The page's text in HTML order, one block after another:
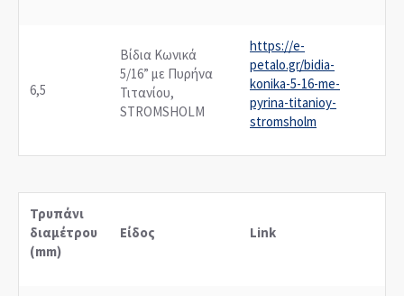
6,5
Βίδια Κωνικά
5/16” με Πυρήνα
Τιτανίου,
STROMSHOLM
https://e-
petalo.gr/bidia-
konika-5-16-me-
pyrina-titanioy-
stromsholm
Τρυπάνι
διαμέτρου
(mm)
Είδος Link